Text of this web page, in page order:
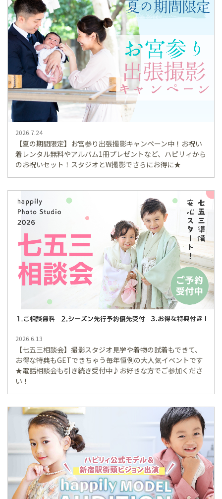
2026.7.24
【夏の期間限定】お宮参り出張撮影キャンペーン中！お祝い
着レンタル無料やアルバム1冊プレゼントなど、ハピリィから
のお祝いセット！スタジオとW撮影でさらにお得に★
2026.6.13
【七五三相談会】撮影スタジオ見学や着物の試着もできて、
お得な特典もGETできちゃう毎年恒例の大人気イベントです
★電話相談会も引き続き受付中♪お好きな方でご参加くださ
い！